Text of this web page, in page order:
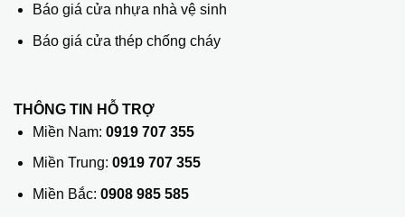
Báo giá cửa nhựa nhà vệ sinh
Báo giá cửa thép chống cháy
THÔNG TIN HỖ TRỢ
Miền Nam: 0919 707 355
Miền Trung: 0919 707 355
Miền Bắc: 0908 985 585